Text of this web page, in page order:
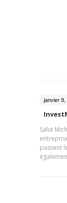
janvier 9,
Salut
passent